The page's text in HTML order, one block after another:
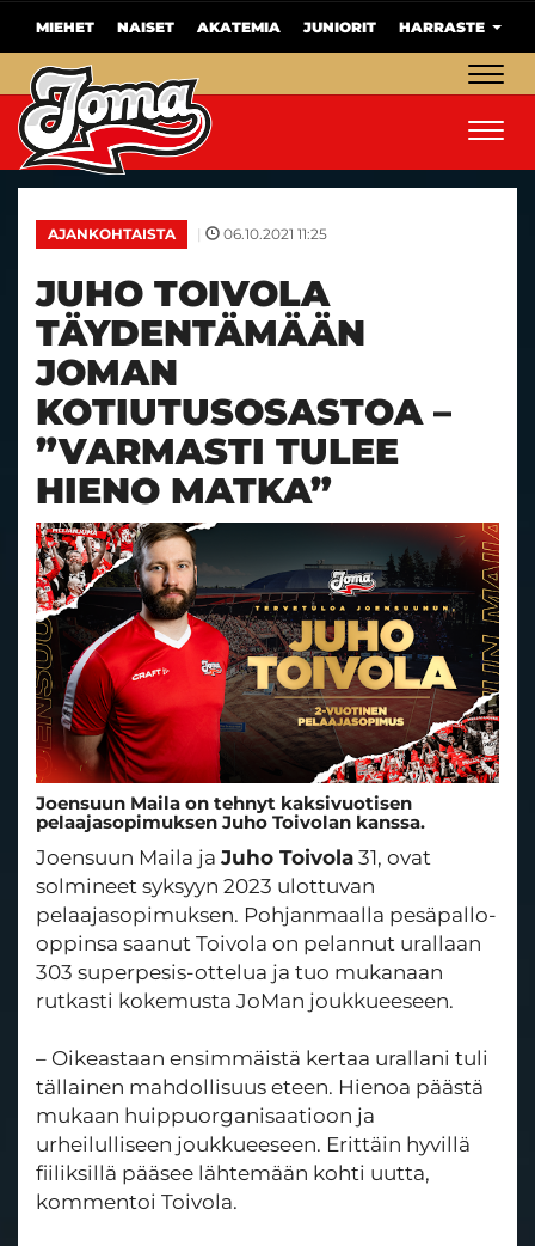
MIEHET NAISET AKATEMIA JUNIORIT HARRASTE
AJANKOHTAISTA | 06.10.2021 11:25
JUHO TOIVOLA
TÄYDENTÄMÄÄN
JOMAN
KOTIUTUSOSASTOA –
”VARMASTI TULEE
HIENO MATKA”
Joensuun Maila on tehnyt kaksivuotisen
pelaajasopimuksen Juho Toivolan kanssa.
Joensuun Maila ja Juho Toivola 31, ovat
solmineet syksyyn 2023 ulottuvan
pelaajasopimuksen. Pohjanmaalla pesäpallo-
oppinsa saanut Toivola on pelannut urallaan
303 superpesis-ottelua ja tuo mukanaan
rutkasti kokemusta JoMan joukkueeseen.
– Oikeastaan ensimmäistä kertaa urallani tuli
tällainen mahdollisuus eteen. Hienoa päästä
mukaan huippuorganisaatioon ja
urheilulliseen joukkueeseen. Erittäin hyvillä
fiiliksillä pääsee lähtemään kohti uutta,
kommentoi Toivola.